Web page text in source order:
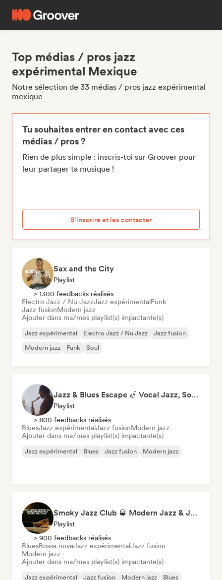
Top médias / pros jazz
expérimental Mexique
Notre sélection de 33 médias / pros jazz expérimental
mexique
Tu souhaites entrer en contact avec ces
médias / pros ?
Rien de plus simple : inscris-toi sur Groover pour
leur partager ta musique !
S’inscrire et les contacter
Sax and the City
Playlist
> 1300 feedbacks réalisés
Electro Jazz / Nu JazzJazz expérimentalFunk
Jazz fusionModern jazz
Ajouter dans ma/mes playlist(s) impactante(s)
Jazz expérimental Electro Jazz / Nu Jazz
Jazz fusion
Modern jazz
Funk Soul
Jazz & Blues Escape 🎷 Vocal Jazz, Soul Blues & Classic Standards
Playlist
> 800 feedbacks réalisés
BluesJazz expérimentalJazz fusionModern jazz
Ajouter dans ma/mes playlist(s) impactante(s)
Jazz expérimental Blues Jazz fusion Modern jazz
Smoky Jazz Club 🥃 Modern Jazz & Jazz Fusion to Sip an Old Fashioned to
Playlist
> 900 feedbacks réalisés
BluesBossa novaJazz expérimentalJazz fusion
Modern jazz
Ajouter dans ma/mes playlist(s) impactante(s)
Jazz expérimental Jazz fusion Modern jazz
Blues